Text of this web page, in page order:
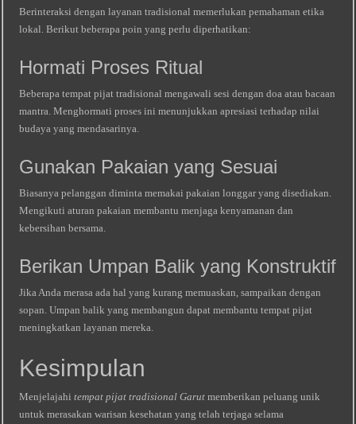
Berinteraksi dengan layanan tradisional memerlukan pemahaman etika
lokal. Berikut beberapa poin yang perlu diperhatikan:
Hormati Proses Ritual
Beberapa tempat pijat tradisional mengawali sesi dengan doa atau bacaan
mantra. Menghormati proses ini menunjukkan apresiasi terhadap nilai
budaya yang mendasarinya.
Gunakan Pakaian yang Sesuai
Biasanya pelanggan diminta memakai pakaian longgar yang disediakan.
Mengikuti aturan pakaian membantu menjaga kenyamanan dan
kebersihan bersama.
Berikan Umpan Balik yang Konstruktif
Jika Anda merasa ada hal yang kurang memuaskan, sampaikan dengan
sopan. Umpan balik yang membangun dapat membantu tempat pijat
meningkatkan layanan mereka.
Kesimpulan
Menjelajahitempat pijat tradisional Garut memberikan peluang unik
untuk merasakan warisan kesehatan yang telah terjaga selama